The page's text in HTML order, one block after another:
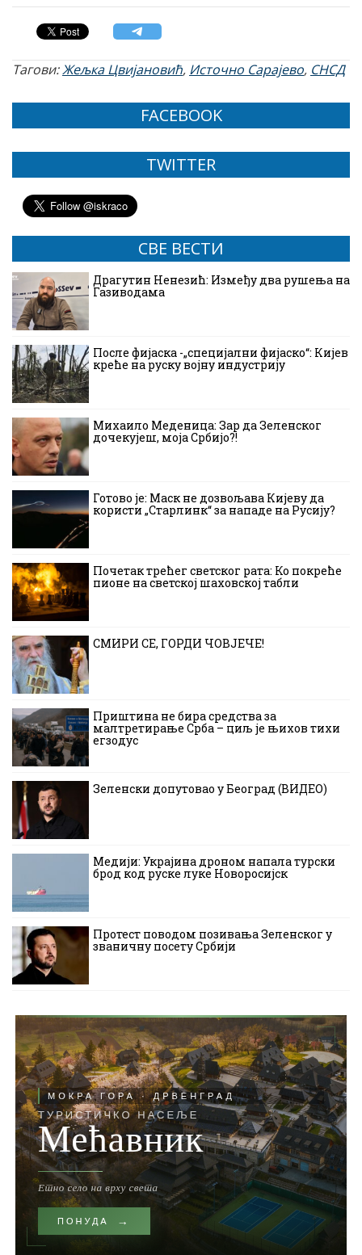
Тагови:Жељка Цвијановић, Источно Сарајево, СНСД
FACEBOOK
TWITTER
СВЕ ВЕСТИ
Драгутин Ненезић: Између два рушења на
Газиводама
После фијаска -„специјални фијаско“: Кијев
креће на руску војну индустрију
Михаило Меденица: Зар да Зеленског
дочекујеш, моја Србијо?!
Готово је: Маск не дозвољава Кијеву да
користи „Старлинк“ за нападе на Русију?
Почетак трећег светског рата: Ко покреће
пионе на светској шаховској табли
СМИРИ СЕ, ГОРДИ ЧОВЈЕЧЕ!
Приштина не бира средства за
малтретирање Срба – циљ је њихов тихи
егзодус
Зеленски допутовао у Београд (ВИДЕО)
Медији: Украјина дроном напала турски
брод код руске луке Новоросијск
Протест поводом позивања Зеленског у
званичну посету Србији